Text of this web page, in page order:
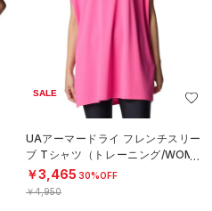
SALE
UAアーマードライ フレンチスリー
ブ Tシャツ（トレーニング/WOME
N）
￥3,465 30%OFF
￥4,950